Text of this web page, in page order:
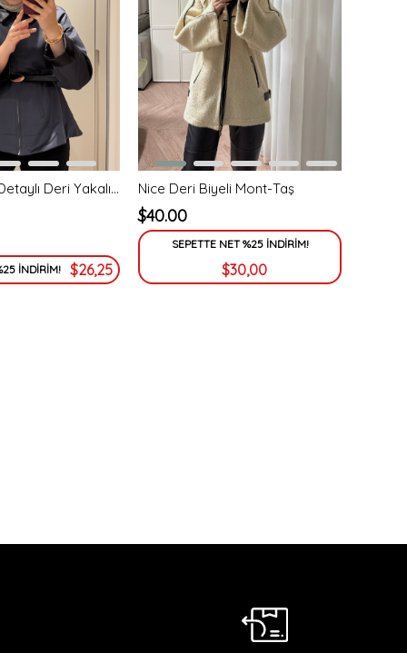
Barbour Bel Detaylı Deri Yakalı Trençkot-Antrasit
İNDİRİM! $26,25
Nice Deri Biyeli Mont-Taş
$40.00
SEPETTE NET %25 İNDİRİM!
$30,00